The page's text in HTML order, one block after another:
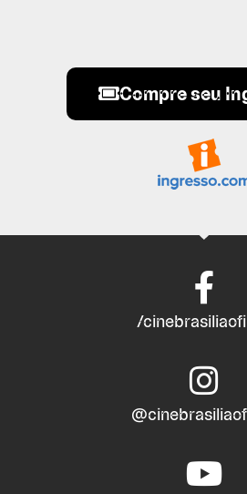
Compre seu
/